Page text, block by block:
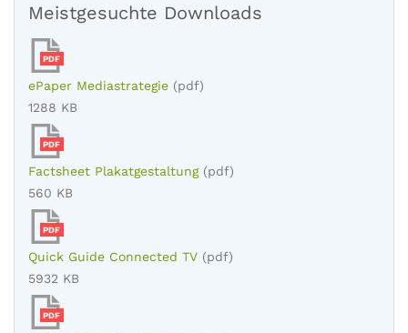
Meistgesuchte Downloads
PDF
ePaper Mediastrategie (pdf)
1288 KB
PDF
Factsheet Plakatgestaltung (pdf)
560 KB
PDF
Quick Guide Connected TV (pdf)
5932 KB
PDF